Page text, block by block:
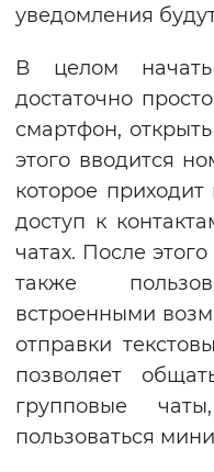
уведомления
В целом начать
достаточно
смартфон,
этого вводится
которое
доступ к
чатах. После
также
встроенными
отправки
позволяет
групповые
пользоваться